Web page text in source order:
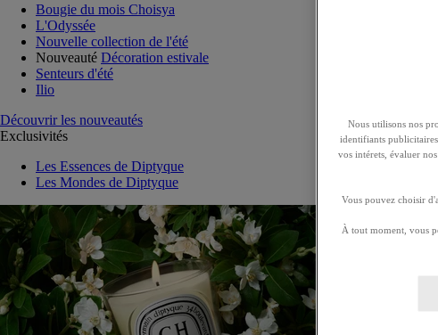
Bougie du mois Choisya
L'Odyssée
Nouvelle collection de l'été
Nouveauté Décoration estivale
Senteurs d'été
Ilio
Découvrir les nouveautés
Exclusivités
Les Essences de Diptyque
Les Mondes de Diptyque
Nous utilisons nos
identifiants
vos intérets, évaluer
Vous pouvez choisir
À tout moment, vous